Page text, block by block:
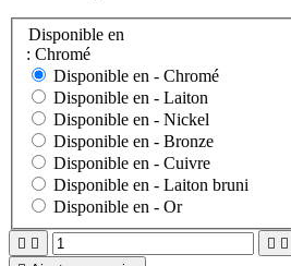
Disponible en
: Chromé
Disponible en - Chromé
Disponible en - Laiton
Disponible en - Nickel
Disponible en - Bronze
Disponible en - Cuivre
Disponible en - Laiton bruni
Disponible en - Or
   